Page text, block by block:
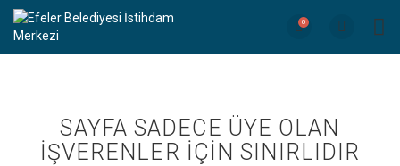
0
SAYFA SADECE ÜYE OLAN
İŞVERENLER İÇİN SINIRLIDIR